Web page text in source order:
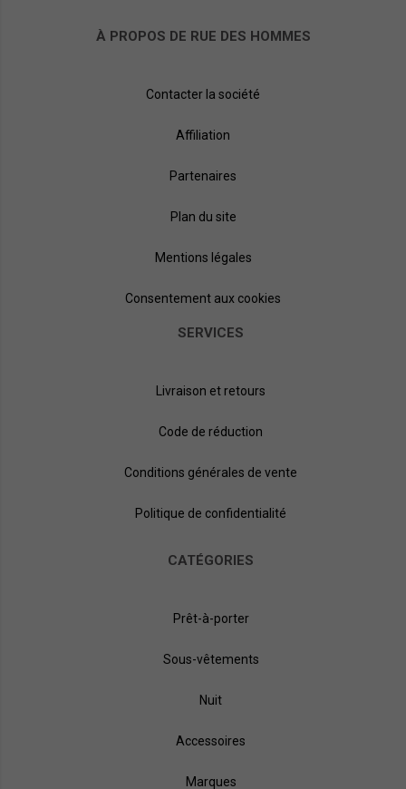
À PROPOS DE RUE DES HOMMES
Contacter la société
Affiliation
Partenaires
Plan du site
Mentions légales
Consentement aux cookies
SERVICES
Livraison et retours
Code de réduction
Conditions générales de vente
Politique de confidentialité
CATÉGORIES
Prêt-à-porter
Sous-vêtements
Nuit
Accessoires
Marques